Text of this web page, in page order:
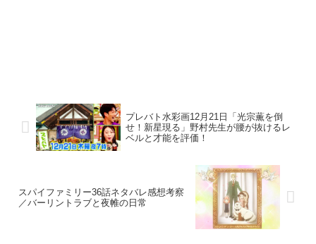
プレバト水彩画12月21日「光宗薫を倒
せ！新星現る」野村先生が腰が抜けるレ
ベルと才能を評価！
スパイファミリー36話ネタバレ感想考察
／バーリントラブと夜帷の日常